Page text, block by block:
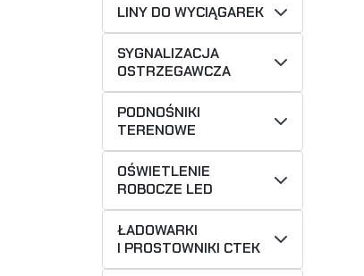
LINY DO WYCIĄGAREK
SYGNALIZACJA
OSTRZEGAWCZA
PODNOŚNIKI
TERENOWE
OŚWIETLENIE
ROBOCZE LED
ŁADOWARKI
I PROSTOWNIKI CTEK